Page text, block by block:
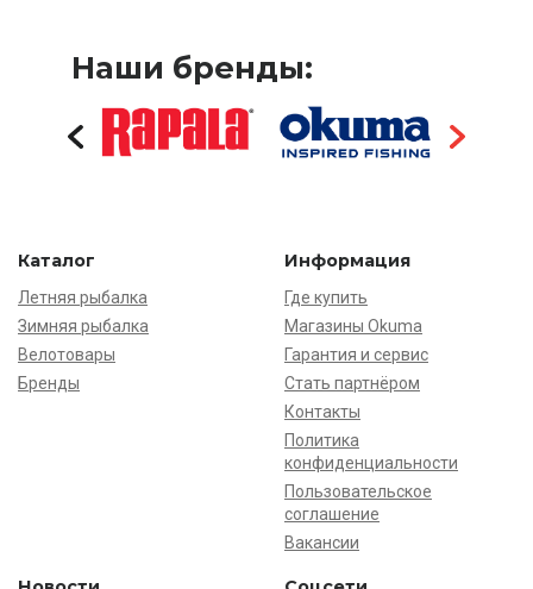
Наши бренды:
Каталог
Летняя рыбалка
Зимняя рыбалка
Велотовары
Бренды
Информация
Где купить
Магазины Okuma
Гарантия и сервис
Стать партнёром
Контакты
Политика
конфиденциальности
Пользовательское
соглашение
Вакансии